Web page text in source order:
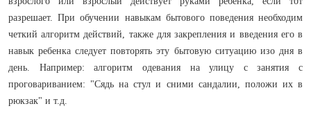
разрешает. При обучении навыкам бытового поведения необходим
четкий алгоритм действий, также для закрепления и введения его в
навык ребенка следует повторять эту бытовую ситуацию изо дня в
день. Например: алгоритм одевания на улицу с занятия с
проговариванием: "Сядь на стул и сними сандалии, положи их в
рюкзак" и т.д.